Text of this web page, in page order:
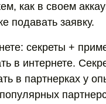
как в своем
подавать заявку.
секреты +
в интернете.
в партнерках у